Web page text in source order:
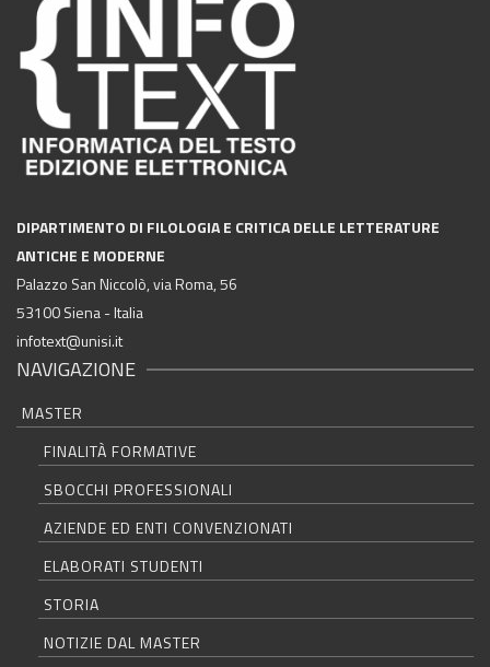
DIPARTIMENTO DI FILOLOGIA E CRITICA DELLE LETTERATURE
ANTICHE E MODERNE
Palazzo San Niccolò, via Roma, 56
53100 Siena - Italia
infotext@unisi.it
NAVIGAZIONE
MASTER
FINALITÀ FORMATIVE
SBOCCHI PROFESSIONALI
AZIENDE ED ENTI CONVENZIONATI
ELABORATI STUDENTI
STORIA
NOTIZIE DAL MASTER